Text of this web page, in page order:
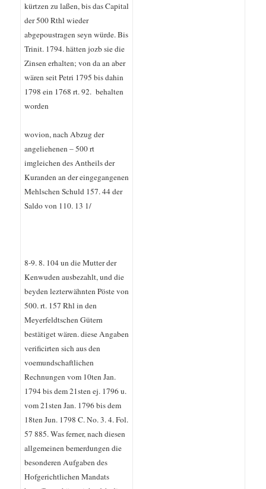
kürtzen zu laßen, bis das Capital
der 500 Rthl wieder
abgepoustragen seyn würde. Bis
Trinit. 1794. hätten jozb sie die
Zinsen erhalten; von da an aber
wären seit Petri 1795 bis dahin
1798 ein 1768 rt. 92. behalten
worden
wovion, nach Abzug der
angeliehenen – 500 rt
imgleichen des Antheils der
Kuranden an der eingegangenen
Mehlschen Schuld 157. 44 der
Saldo von 110. 13 1/
8-9. 8. 104 un die Mutter der
Kenwuden ausbezahlt, und die
beyden lezterwähnten Pöste von
500. rt. 157 Rhl in den
Meyerfeldtschen Gütern
bestätiget wären. diese Angaben
verificirten sich aus den
voemundschaftlichen
Rechnungen vom 10ten Jan.
1794 bis dem 21sten ej. 1796 u.
vom 21sten Jan. 1796 bis dem
18ten Jun. 1798 C. No. 3. 4. Fol.
57 885. Was ferner, nach diesen
allgemeinen bemerdungen die
besonderen Aufgaben des
Hofgerichtlichen Mandats